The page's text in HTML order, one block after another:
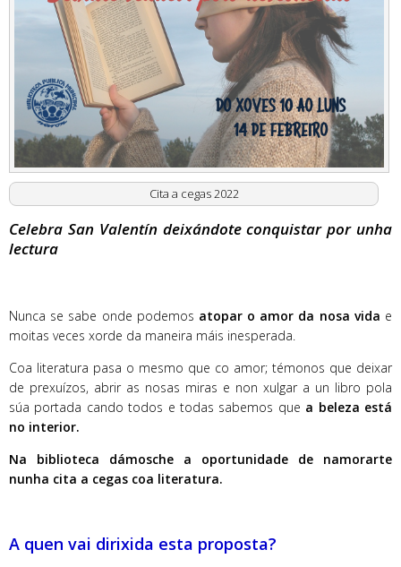
Cita a cegas 2022
Celebra San Valentín deixándote conquistar por unha
lectura
Nunca se sabe onde podemos atopar o amor da nosa vida e
moitas veces xorde da maneira máis inesperada.
Coa literatura pasa o mesmo que co amor; témonos que deixar
de prexuízos, abrir as nosas miras e non xulgar a un libro pola
súa portada cando todos e todas sabemos que a beleza está
no interior.
Na biblioteca dámosche a oportunidade de namorarte
nunha cita a cegas coa literatura.
A quen vai dirixida esta proposta?